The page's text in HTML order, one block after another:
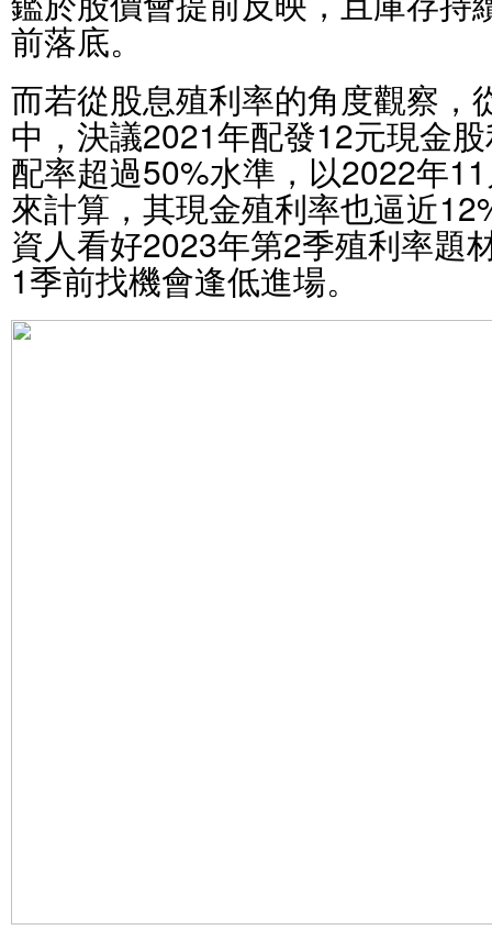
前落底。
而若從股息殖利率的角度觀察，
中，決議2021年配發12元現金
配率超過50%水準，以2022年
來計算，其現金殖利率也逼近
資人看好2023年第2季殖利率題
1季前找機會逢低進場。